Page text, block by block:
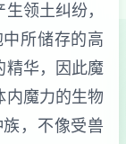
领土纠纷，
所储存的高
精华，因此魔
内魔力的生物
，不像受兽